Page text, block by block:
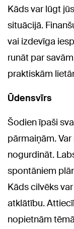
Kāds var lūgt
situācijā.
vai izdevīga
runāt par
praktiskām
Ūdensvīrs
Šodien īpaši
pārmaiņām.
nogurdināt.
spontāniem
Kāds cilvēks
atklātību.
nopietnām